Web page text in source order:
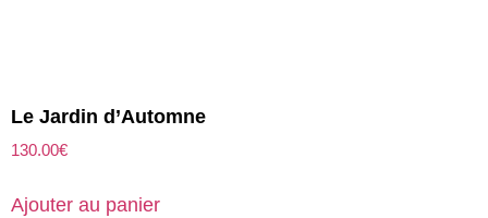
Le Jardin d’Automne
130.00€
Ajouter au panier